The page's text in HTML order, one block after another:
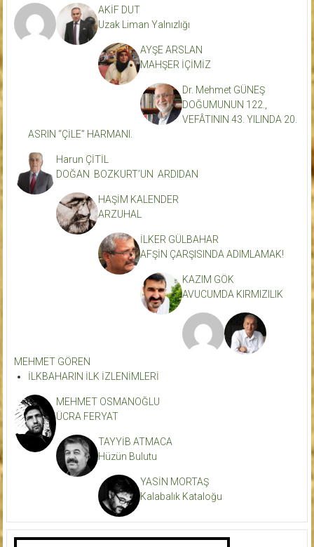
AKİF DUT
Uzak Liman Yalnızlığı
AYŞE ARSLAN
MAHŞER İÇİMİZ
Dr. Mehmet GÜNEŞ
DOĞUMUNUN 122.,
VEFÂTININ 43. YILINDA 20.
ASRIN “ÇİLE” HARMANI.
Harun ÇİTİL
DOĞAN BOZKURT’UN ARDIDAN
HAŞİM KALENDER
ARZUHAL
İLKER GÜLBAHAR
AFŞİN ÇARŞISINDA ADIMLAMAK!
KAZIM GÖK
AVUCUMDA KIRMIZILIK
MEHMET GÖREN
İLKBAHARIN İLK İZLENİMLERİ
MEHMET OSMANOĞLU
ÜCRA FERYAT
TAYYİB ATMACA
Hüzün Bulutu
YASİN MORTAŞ
Kalabalık Kataloğu